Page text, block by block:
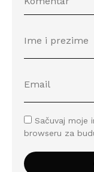
Sačuvaj moje
browseru za